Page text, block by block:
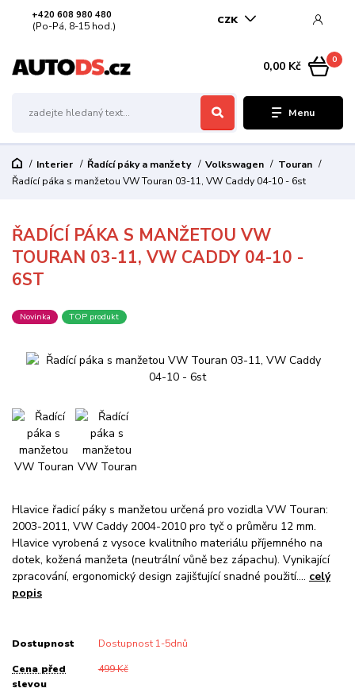
Menu
CZK
+420 608 980 480
(Po-Pá, 8-15 hod.)
0
0,00 Kč
Interier Řadící páky a manžety Volkswagen
Touran
Řadící páka s manžetou VW Touran 03-11, VW Caddy 04-10 - 6st
ŘADÍCÍ PÁKA S MANŽETOU VW
TOURAN 03-11, VW CADDY 04-10 -
6ST
Novinka TOP produkt
Hlavice řadicí páky s manžetou určená pro vozidla VW Touran:
2003-2011, VW Caddy 2004-2010 pro tyč o průměru 12 mm.
Hlavice vyrobená z vysoce kvalitního materiálu příjemného na
dotek, kožená manžeta (neutrální vůně bez zápachu). Vynikající
zpracování, ergonomický design zajišťující snadné použití.... celý
popis
Dostupnost Dostupnost 1-5dnů
Cena před
slevou
499 Kč